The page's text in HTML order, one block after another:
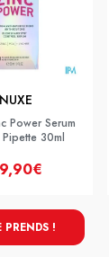
NUXE
Power Serum
30ml
PRENDS !